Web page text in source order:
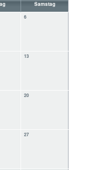
Samstag
6
13
20
27